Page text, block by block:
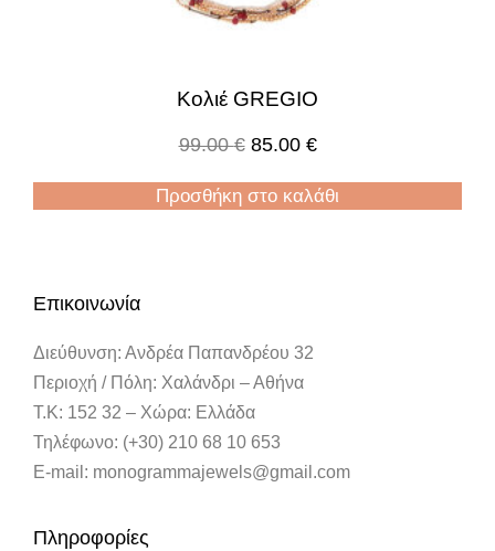
Κολιέ GREGIO
99.00€ 85.00 €
Προσθήκη στο καλάθι
Επικοινωνία
Διεύθυνση: Ανδρέα Παπανδρέου 32
Περιοχή / Πόλη: Χαλάνδρι – Αθήνα
Τ.Κ: 152 32 – Χώρα: Ελλάδα
Τηλέφωνο: (+30) 210 68 10 653
E-mail: monogrammajewels@gmail.com
Πληροφορίες